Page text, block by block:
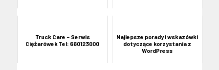
Truck Care – Serwis
Ciężarówek Tel: 660123000
Najlepsze porady i wskazówki
dotyczące korzystania z
WordPress